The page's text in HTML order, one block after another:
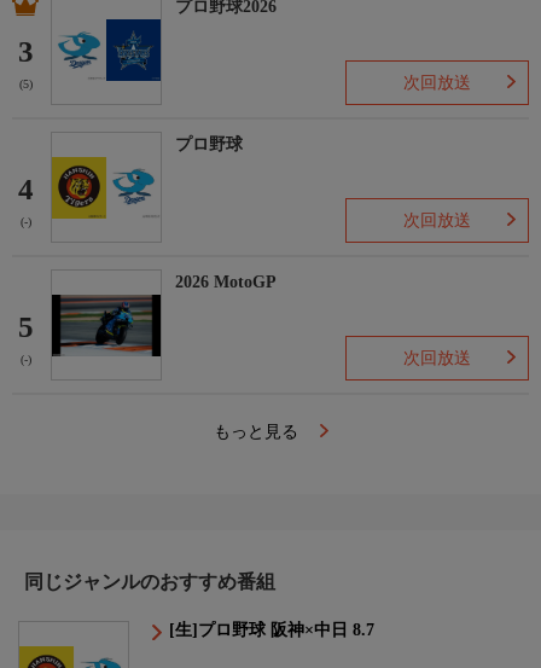
3
(5)
プロ野球2026
次回放送
4
(-)
プロ野球
次回放送
5
(-)
2026 MotoGP
次回放送
もっと見る
同じジャンルのおすすめ番組
[生]プロ野球 阪神×中日 8.7